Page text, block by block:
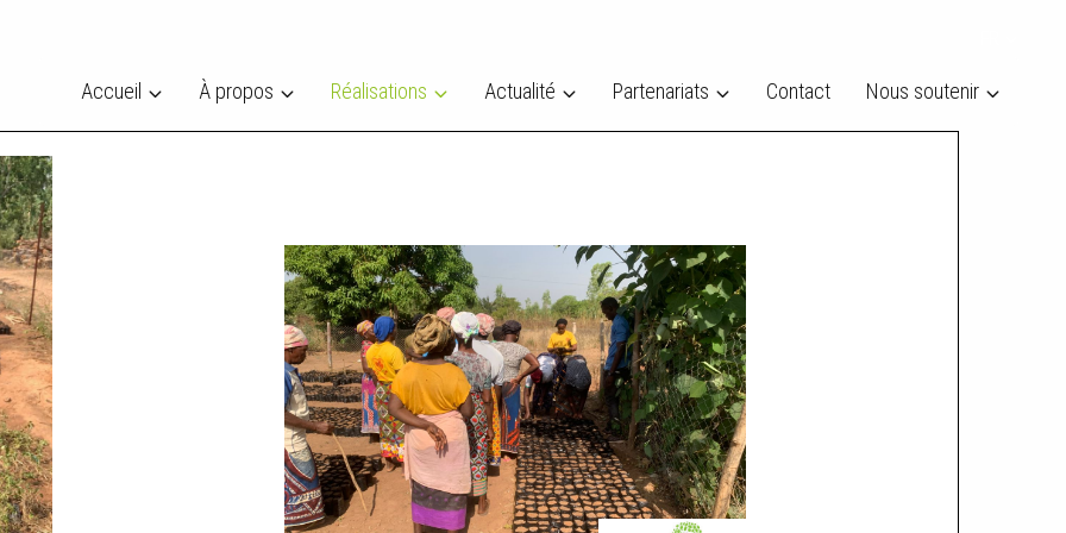
Accueil À propos Réalisations Actualité Partenariats Contact Nous soutenir